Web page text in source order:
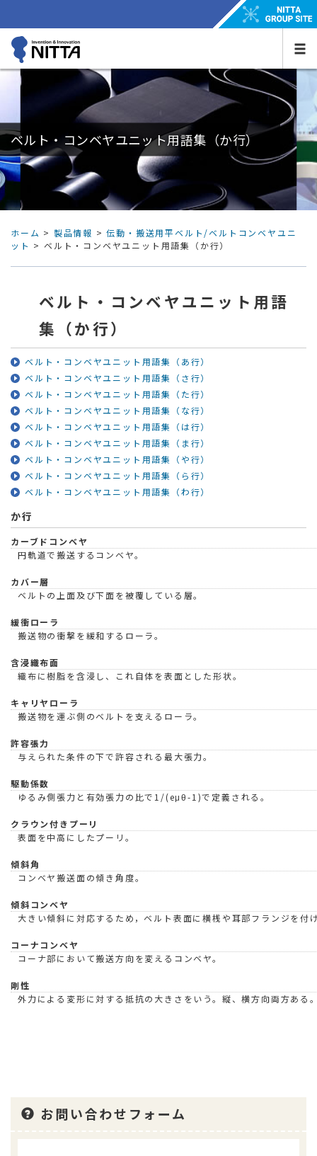
ベルト・コンベヤユニット用語集（か行）
ホーム > 製品情報 >伝動・搬送用平ベルト/ベルトコンベヤユニ
ット > ベルト・コンベヤユニット用語集（か行）
ベルト・コンベヤユニット用語
集（か行）
ベルト・コンベヤユニット用語集（あ行）
ベルト・コンベヤユニット用語集（さ行）
ベルト・コンベヤユニット用語集（た行）
ベルト・コンベヤユニット用語集（な行）
ベルト・コンベヤユニット用語集（は行）
ベルト・コンベヤユニット用語集（ま行）
ベルト・コンベヤユニット用語集（や行）
ベルト・コンベヤユニット用語集（ら行）
ベルト・コンベヤユニット用語集（わ行）
か行
カーブドコンベヤ
円軌道で搬送するコンベヤ。
カバー層
ベルトの上面及び下面を被覆している層。
緩衝ローラ
搬送物の衝撃を緩和するローラ。
含浸織布面
織布に樹脂を含浸し、これ自体を表面とした形状。
キャリヤローラ
搬送物を運ぶ側のベルトを支えるローラ。
許容張力
与えられた条件の下で許容される最大張力。
駆動係数
ゆるみ側張力と有効張力の比で1/(eμθ-1)で定義される。
クラウン付きプーリ
表面を中高にしたプーリ。
傾斜角
コンベヤ搬送面の傾き角度。
傾斜コンベヤ
大きい傾斜に対応するため，ベルト表面に横桟や耳部フランジを付
コーナコンベヤ
コーナ部において搬送方向を変えるコンベヤ。
剛性
外力による変形に対する抵抗の大きさをいう。縦、横方向両方ある
お問い合わせフォーム